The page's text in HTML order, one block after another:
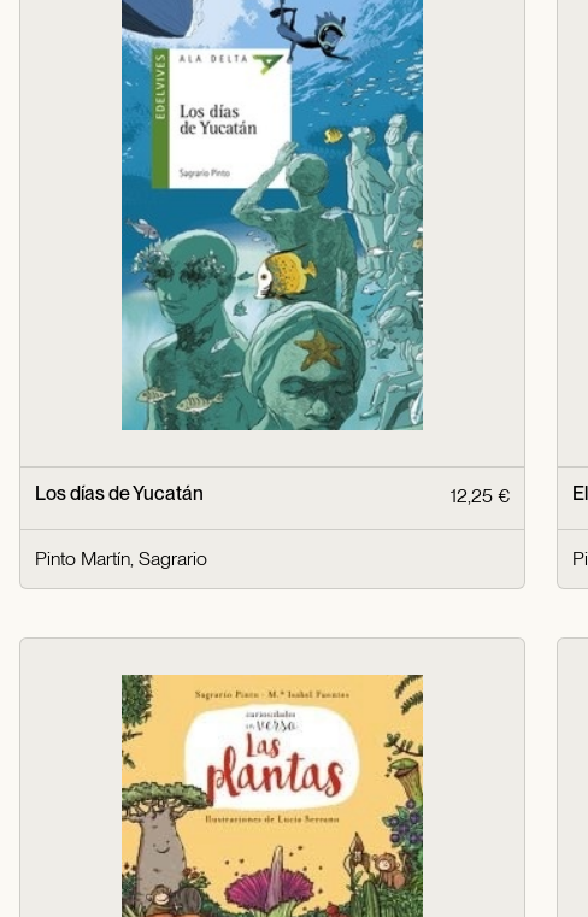
Los días de Yucatán 12,25 €
Pinto Martín, Sagrario